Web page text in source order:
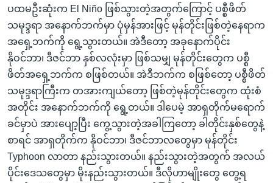
ပထမဦးဆုံးက El Niño ဖြစ်သွားတဲ့အတွက်ကြောင့် ပစ္စီဖိတ်
သမုဒ္ဒရာ အနောက်ဘက်မှာ ပုံမှန်အားဖြင့် မုန်တိုင်းဖြစ်တဲ့နေရာက
အရှေ့ဘက်ကို ရွေ့သွားတယ်။ အဲဒီတော့ အခုနောက်ပိုင်း
နိုဝင်ဘာ၊ ဒီဇင်ဘာ နှစ်လလုံးမှာ ဖြစ်သမျှ မုန်တိုင်းတွေက ပစ္စီ
ဖိတ်အရှေ့ဘက်က စဖြစ်တယ်။ အဲဒီဘက်က စဖြစ်တော့ ပစ္စီဖိတ်
သမုဒ္ဒရာကြီးက တအားကျယ်တော့ ဖြစ်တဲ့မုန်တိုင်းတွေက ထုံးစံ
အတိုင်း အနောက်ဘက်ကို ရွေ့တယ်။ ဒါပေမဲ့ အာရှတိုက်မရောက်
ခင်မှာပဲ အားပျော့ပြီး ကွေ့သွားတဲ့အခါကြတော့ ခါတိုင်းနှစ်တွေနဲ့
စာရင် အာရှတိုက်က နိုဝင်ဘာ၊ ဒီဇင်ဘာလတွေမှာ မုန်တိုင်း
Typhoon လာတာ နည်းသွားတယ်။ နည်းသွားတဲ့အတွက် အလယ်
ပိုင်းဒေသတွေမှာ မိုးနည်းသွားတယ်။ ဒီလိုဟာမျိုးတွေ တွေ့ရ